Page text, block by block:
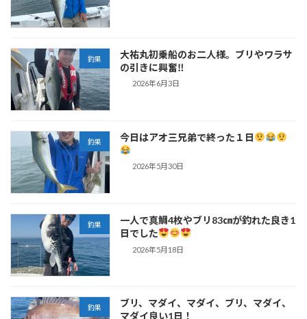
釣果
大祐丸初乗船のお二人様。ブリやワラサ
の引きに興奮‼
2026年6月3日
釣果 今日はアオ三兄弟で終った１日
2026年5月30日
釣果
一人で真鯛4枚やブリ83㎝が釣れた良き1
日でした
2026年5月18日
釣果
ブリ、マダイ、マダイ、ブリ、マダイ、
マダイ良い1日！